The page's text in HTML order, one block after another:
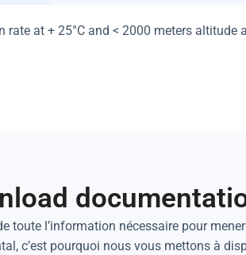
rate at + 25°C and < 2000 meters altitude
toute l’information nécessaire pour
c’est pourquoi nous vous mettons à